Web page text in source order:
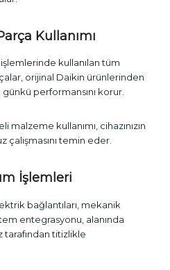
Kullanımı
kullanılan tüm
orijinal Daikin ürünlerinden
günkü performansını korur.
malzeme kullanımı, cihazınızın
çalışmasını temin eder.
İşlemleri
bağlantıları, mekanik
entegrasyonu, alanında
titizlikle